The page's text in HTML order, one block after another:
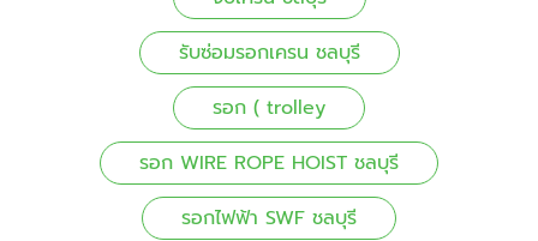
รับซ่อมรอกเครน ชลบุรี
รอก ( trolley
รอก WIRE ROPE HOIST ชลบุรี
รอกไฟฟ้า SWF ชลบุรี